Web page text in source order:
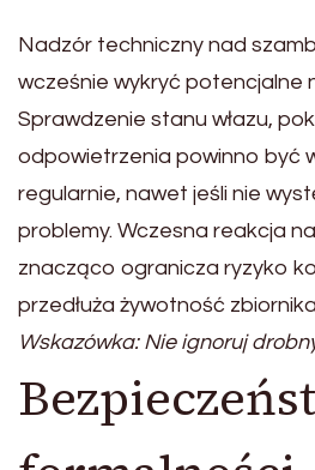
Nadzór techniczny nad
wcześnie wykryć potencjalne
Sprawdzenie stanu włazu,
odpowietrzenia powinno być
regularnie, nawet jeśli nie
problemy. Wczesna reakcja
znacząco ogranicza ryzyko
przedłuża żywotność
Wskazówka: Nie ignoruj